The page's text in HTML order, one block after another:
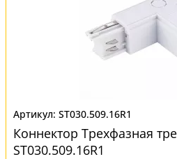
ST030.509.16R1
Коннектор Трехфазная
ST030.509.16R1